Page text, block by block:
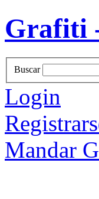
Grafiti
Buscar
Login
Mandar